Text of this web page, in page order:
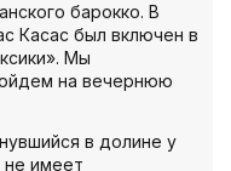
барокко. В
Касас был включен в
Мы
на вечернюю
в долине у
не имеет